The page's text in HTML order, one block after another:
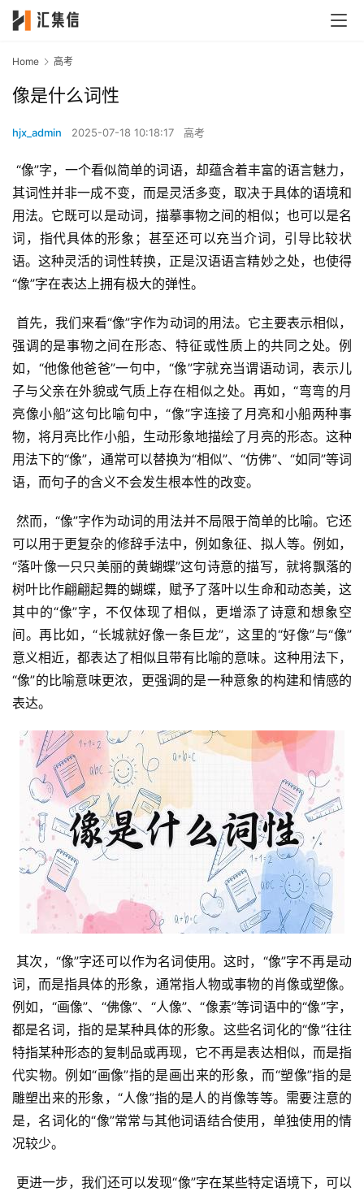
Home 高考
像是什么词性
hjx_admin 2025-07-18 10:18:17 高考
“像”字，一个看似简单的词语，却蕴含着丰富的语言魅力，
其词性并非一成不变，而是灵活多变，取决于具体的语境和
用法。它既可以是动词，描摹事物之间的相似；也可以是名
词，指代具体的形象；甚至还可以充当介词，引导比较状
语。这种灵活的词性转换，正是汉语语言精妙之处，也使得
“像”字在表达上拥有极大的弹性。
首先，我们来看“像”字作为动词的用法。它主要表示相似，
强调的是事物之间在形态、特征或性质上的共同之处。例
如，“他像他爸爸”一句中，“像”字就充当谓语动词，表示儿
子与父亲在外貌或气质上存在相似之处。再如，“弯弯的月
亮像小船”这句比喻句中，“像”字连接了月亮和小船两种事
物，将月亮比作小船，生动形象地描绘了月亮的形态。这种
用法下的“像”，通常可以替换为“相似”、“仿佛”、“如同”等词
语，而句子的含义不会发生根本性的改变。
然而，“像”字作为动词的用法并不局限于简单的比喻。它还
可以用于更复杂的修辞手法中，例如象征、拟人等。例如，
“落叶像一只只美丽的黄蝴蝶”这句诗意的描写，就将飘落的
树叶比作翩翩起舞的蝴蝶，赋予了落叶以生命和动态美，这
其中的“像”字，不仅体现了相似，更增添了诗意和想象空
间。再比如，“长城就好像一条巨龙”，这里的“好像”与“像”
意义相近，都表达了相似且带有比喻的意味。这种用法下，
“像”的比喻意味更浓，更强调的是一种意象的构建和情感的
表达。
其次，“像”字还可以作为名词使用。这时，“像”字不再是动
词，而是指具体的形象，通常指人物或事物的肖像或塑像。
例如，“画像”、“佛像”、“人像”、“像素”等词语中的“像”字，
都是名词，指的是某种具体的形象。这些名词化的“像”往往
特指某种形态的复制品或再现，它不再是表达相似，而是指
代实物。例如“画像”指的是画出来的形象，而“塑像”指的是
雕塑出来的形象，“人像”指的是人的肖像等等。需要注意的
是，名词化的“像”常常与其他词语结合使用，单独使用的情
况较少。